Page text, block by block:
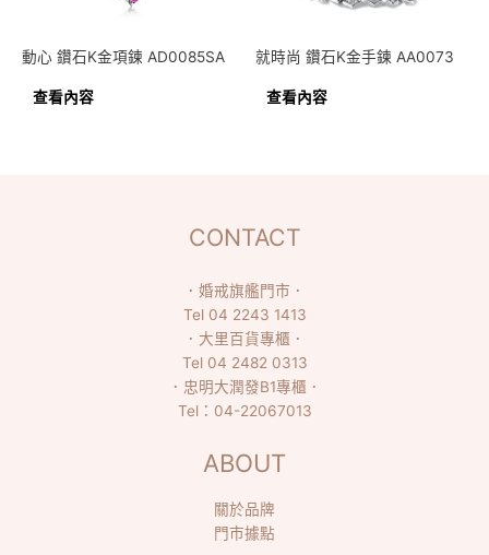
動心 鑽石K金項鍊 AD0085SA
查看內容
就時尚 鑽石K金手鍊 AA0073
查看內容
CONTACT
． 婚戒旗艦門市 ．
Tel 04 2243 1413
． 大里百貨專櫃 ．
Tel 04 2482 0313
． 忠明大潤發B1專櫃 ．
Tel： 04-22067013
ABOUT
關於品牌
門市據點